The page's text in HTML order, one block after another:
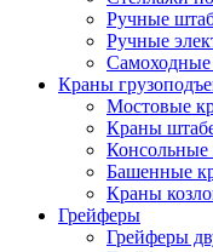
Ручные
Ручные
Краны
Мостовые
Краны
Башенные
Краны
Грейферы
Грейферы